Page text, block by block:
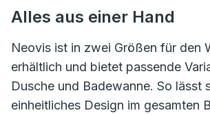
Alles aus einer Hand
Neovis ist in zwei Größen für den
erhältlich und bietet passende
Dusche und Badewanne. So lässt
einheitliches Design im gesamten